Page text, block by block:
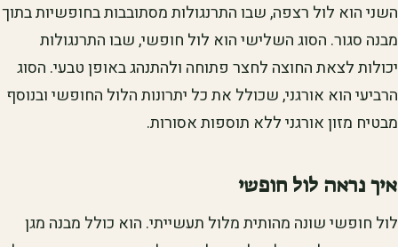
השני הוא לול רצפה, שבו התרנגולות מסתובבות בחופשיות בתוך
מבנה סגור. הסוג השלישי הוא לול חופשי, שבו התרנגולות
יכולות לצאת החוצה לחצר פתוחה ולהתנהג באופן טבעי. הסוג
הרביעי הוא אורגני, שכולל את כל יתרונות הלול החופשי ובנוסף
מבטיח מזון אורגני ללא תוספות אסורות.
איך נראה לול חופשי
לול חופשי שונה מהותית מלול תעשייתי. הוא כולל מבנה מגן